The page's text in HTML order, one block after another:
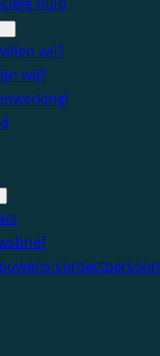
wij?
wij?
contactpersoon